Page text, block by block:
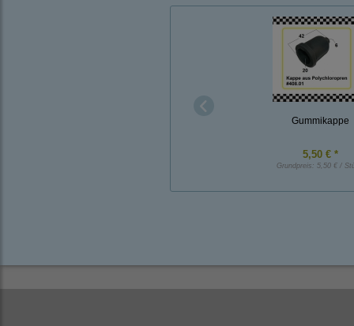
Gummikappe
5,50 € *
Grundpreis: 5,50 € /